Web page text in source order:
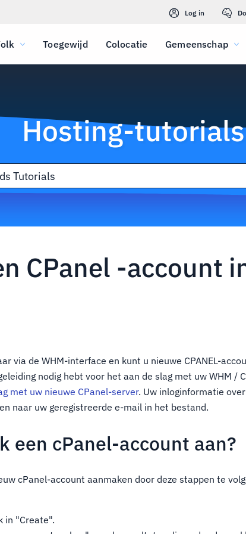
Log in
Toegewijd Colocatie Gemeenschap
Hosting-tutorials
CPanel -account
via de WHM-interface en kunt u nieuwe CPANEL-
nodig hebt voor het aan de slag met uw WHM /
met uw nieuwe CPanel-server. Uw inloginformatie over
naar uw geregistreerde e-mail in het bestand.
een cPanel-account aan?
cPanel-account aanmaken door deze stappen te
in "Create".